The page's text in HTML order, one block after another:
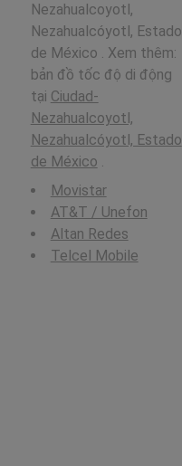
Nezahualcoyotl,
Nezahualcóyotl, Estado
de México . Xem thêm:
bản đồ tốc độ di động
tại Ciudad-
Nezahualcoyotl,
Nezahualcóyotl, Estado
de México .
Movistar
AT&T / Unefon
Altan Redes
Telcel Mobile